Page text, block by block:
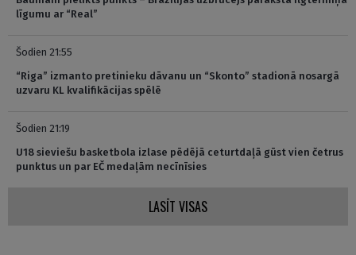
līgumu ar “Real”
Šodien 21:55
“Riga” izmanto pretinieku dāvanu un “Skonto” stadionā nosargā
uzvaru KL kvalifikācijas spēlē
Šodien 21:19
U18 sieviešu basketbola izlase pēdējā ceturtdaļā gūst vien četrus
punktus un par EČ medaļām necīnīsies
LASĪT VISAS